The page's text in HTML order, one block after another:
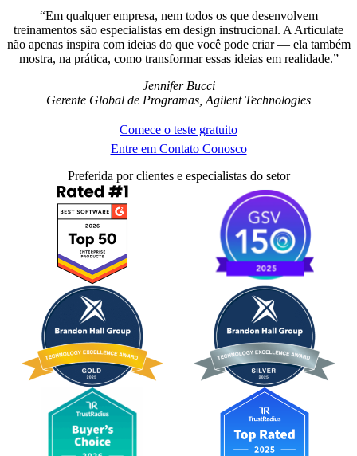
Em qualquer empresa, nem todos os que desenvolvem
treinamentos são especialistas em design instrucional. A Articulate
não apenas inspira com ideias do que você pode criar — ela também
mostra, na prática, como transformar essas ideias em realidade.
Jennifer Bucci
Gerente Global de Programas, Agilent Technologies
Comece o teste gratuito
Entre em Contato Conosco
Preferida por clientes e especialistas do setor